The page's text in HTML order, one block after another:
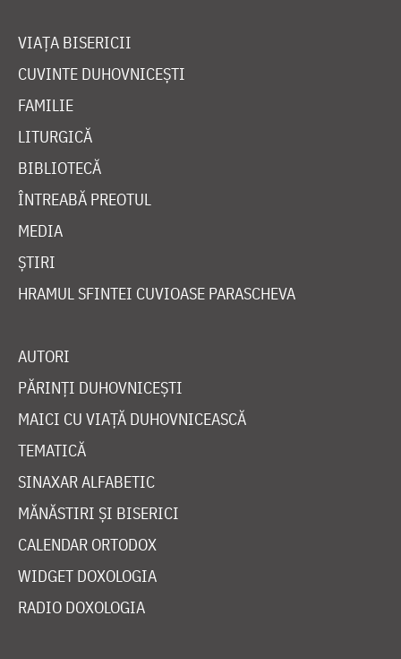
VIAȚA BISERICII
CUVINTE DUHOVNICEȘTI
FAMILIE
LITURGICĂ
BIBLIOTECĂ
ÎNTREABĂ PREOTUL
MEDIA
ȘTIRI
HRAMUL SFINTEI CUVIOASE PARASCHEVA
AUTORI
PĂRINȚI DUHOVNICEȘTI
MAICI CU VIAȚĂ DUHOVNICEASCĂ
TEMATICĂ
SINAXAR ALFABETIC
MĂNĂSTIRI ȘI BISERICI
CALENDAR ORTODOX
WIDGET DOXOLOGIA
RADIO DOXOLOGIA